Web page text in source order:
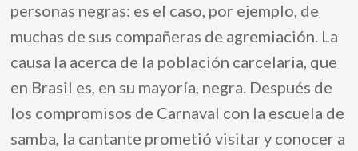
personas negras: es el caso, por ejemplo, de
muchas de sus compañeras de agremiación. La
causa la acerca de la población carcelaria, que
en Brasil es, en su mayoría, negra. Después de
los compromisos de Carnaval con la escuela de
samba, la cantante prometió visitar y conocer a